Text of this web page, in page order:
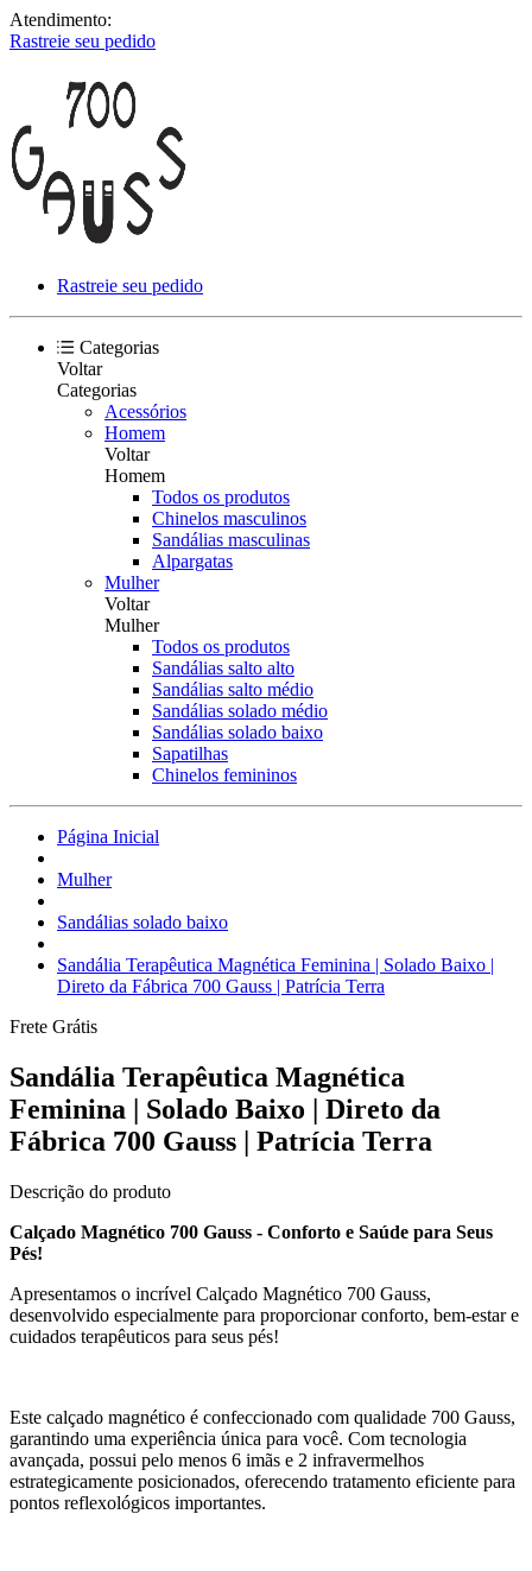
Atendimento:
Rastreie seu pedido
Rastreie seu pedido
Categorias
Voltar
Categorias
Acessórios
Homem
Voltar
Homem
Todos os produtos
Chinelos masculinos
Sandálias masculinas
Alpargatas
Mulher
Voltar
Mulher
Todos os produtos
Sandálias salto alto
Sandálias salto médio
Sandálias solado médio
Sandálias solado baixo
Sapatilhas
Chinelos femininos
Página Inicial
Mulher
Sandálias solado baixo
Sandália Terapêutica Magnética Feminina | Solado Baixo |
Direto da Fábrica 700 Gauss | Patrícia Terra
Frete Grátis
Sandália Terapêutica Magnética
Feminina | Solado Baixo | Direto da
Fábrica 700 Gauss | Patrícia Terra
Descrição do produto
Calçado Magnético 700 Gauss - Conforto e Saúde para Seus
Pés!
Apresentamos o incrível Calçado Magnético 700 Gauss,
desenvolvido especialmente para proporcionar conforto, bem-estar e
cuidados terapêuticos para seus pés!
Este calçado magnético é confeccionado com qualidade 700 Gauss,
garantindo uma experiência única para você. Com tecnologia
avançada, possui pelo menos 6 imãs e 2 infravermelhos
estrategicamente posicionados, oferecendo tratamento eficiente para
pontos reflexológicos importantes.